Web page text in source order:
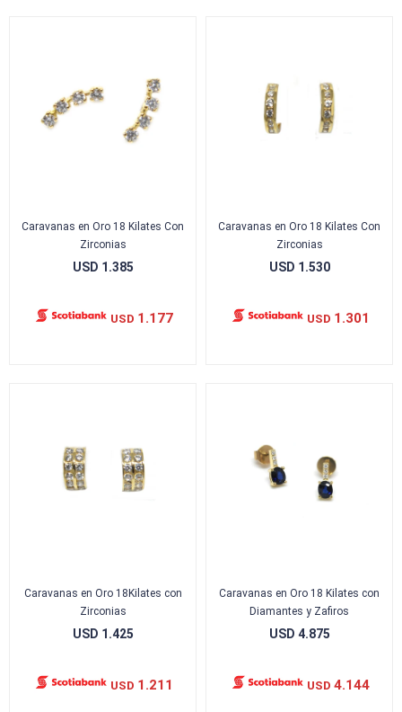
Caravanas en Oro 18 Kilates Con
Zirconias
USD 1.385
USD 1.177
Caravanas en Oro 18 Kilates Con
Zirconias
USD 1.530
USD 1.301
Caravanas en Oro 18Kilates con
Zirconias
USD 1.425
USD 1.211
Caravanas en Oro 18 Kilates con
Diamantes y Zafiros
USD 4.875
USD 4.144